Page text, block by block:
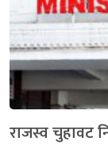
राजस्व चुहावट